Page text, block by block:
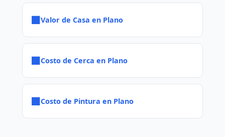
■Valor de Casa en Plano
■Costo de Cerca en Plano
■Costo de Pintura en Plano